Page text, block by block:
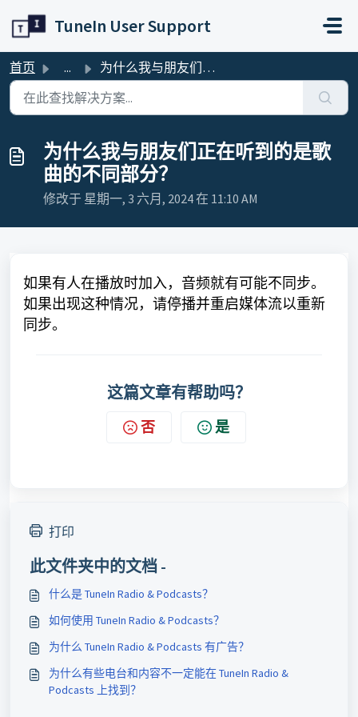
TuneIn User Support
首页 ... 为什么我与朋友们正在听到的是歌曲的不同部分？
为什么我与朋友们正在听到的是歌
曲的不同部分？
修改于 星期一, 3 六月, 2024 在 11:10 AM
如果有人在播放时加入，音频就有可能不同步。
如果出现这种情况，请停播并重启媒体流以重新
同步。
这篇文章有帮助吗？
否 是
打印
此文件夹中的文档 -
什么是 TuneIn Radio & Podcasts？
如何使用 TuneIn Radio & Podcasts？
为什么 TuneIn Radio & Podcasts 有广告？
为什么有些电台和内容不一定能在 TuneIn Radio &
Podcasts 上找到？